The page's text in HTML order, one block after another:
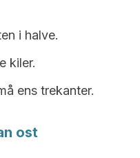
i halve.
kiler.
ens trekanter.
ost